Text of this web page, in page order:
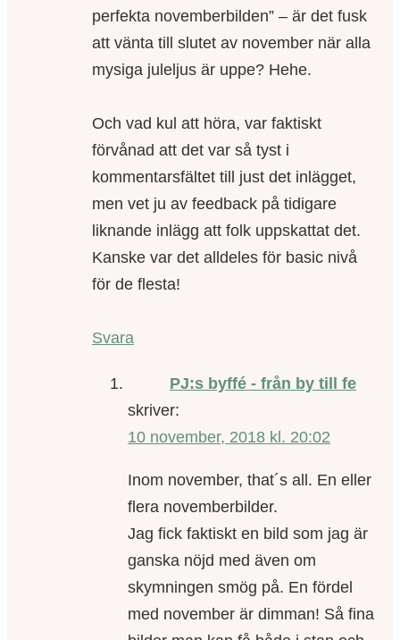
perfekta novemberbilden” – är det fusk
att vänta till slutet av november när alla
mysiga juleljus är uppe? Hehe.
Och vad kul att höra, var faktiskt
förvånad att det var så tyst i
kommentarsfältet till just det inlägget,
men vet ju av feedback på tidigare
liknande inlägg att folk uppskattat det.
Kanske var det alldeles för basic nivå
för de flesta!
Svara
PJ:s byffé - från by till fe
skriver:
10 november, 2018 kl. 20:02
Inom november, that´s all. En eller
flera novemberbilder.
Jag fick faktiskt en bild som jag är
ganska nöjd med även om
skymningen smög på. En fördel
med november är dimman! Så fina